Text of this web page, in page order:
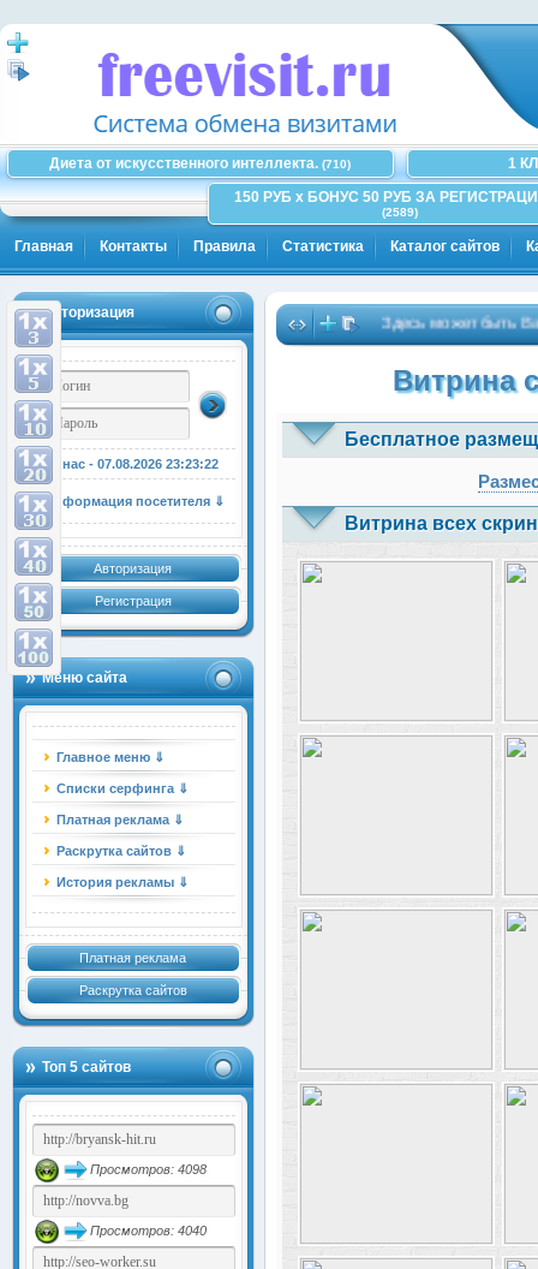
Диета от искусственного интеллекта. (710)
1
150 РУБ x БОНУС 50 РУБ ЗА
(2589)
Главная Контакты Правила Статистика Каталог сайтов
Авторизация
У нас - 07.08.2026 23:23:23
Информация посетителя ⇓
Авторизация
Регистрация
Меню сайта
Главное меню ⇓
Списки серфинга ⇓
Платная реклама ⇓
Раскрутка сайтов ⇓
История рекламы ⇓
Платная реклама
Раскрутка сайтов
Топ 5 сайтов
Просмотров: 4098
Просмотров: 4040
Здесь может быть Ваша
Витрина
Бесплатное
Витрина всех